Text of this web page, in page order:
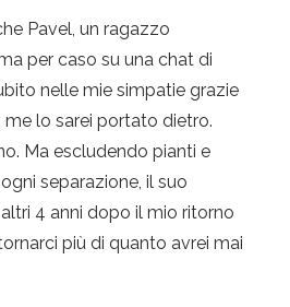
Pavel, un ragazzo
per caso su una chat di
nelle mie simpatie grazie
me lo sarei portato dietro.
Ma escludendo pianti e
separazione, il suo
4 anni dopo il mio ritorno
più di quanto avrei mai